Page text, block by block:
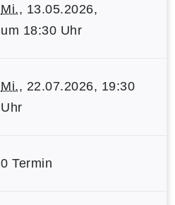
Mi., 13.05.2026,
um 18:30 Uhr
Mi., 22.07.2026, 19:30
Uhr
0 Termin